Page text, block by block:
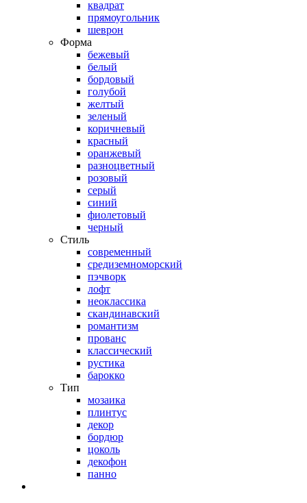
квадрат
прямоугольник
шеврон
Форма
бежевый
белый
бордовый
голубой
желтый
зеленый
коричневый
красный
оранжевый
разноцветный
розовый
серый
синий
фиолетовый
черный
Стиль
современный
средиземноморский
пэчворк
лофт
неоклассика
скандинавский
романтизм
прованс
классический
рустика
барокко
Тип
мозаика
плинтус
декор
бордюр
цоколь
декофон
панно